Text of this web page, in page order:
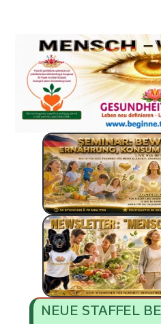
NEUE STAFFEL